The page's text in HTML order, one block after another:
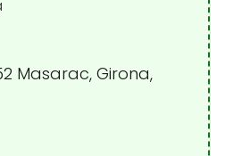
Masarac, Girona,